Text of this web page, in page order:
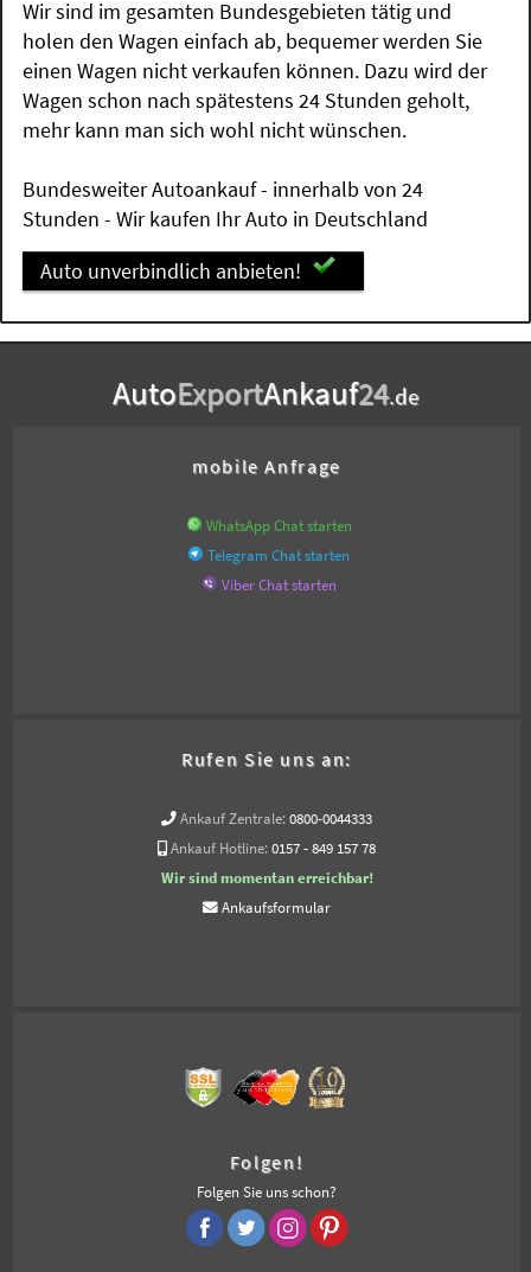
Wir sind im gesamten Bundesgebieten tätig und
holen den Wagen einfach ab, bequemer werden Sie
einen Wagen nicht verkaufen können. Dazu wird der
Wagen schon nach spätestens 24 Stunden geholt,
mehr kann man sich wohl nicht wünschen.
Bundesweiter Autoankauf - innerhalb von 24
Stunden - Wir kaufen Ihr Auto in Deutschland
Auto unverbindlich anbieten!
AutoExportAnkauf24.de
mobile Anfrage
WhatsApp Chat starten
Telegram Chat starten
Viber Chat starten
Rufen Sie uns an:
Ankauf Zentrale: 0800-0044333
Ankauf Hotline: 0157 - 849 157 78
Wir sind momentan erreichbar!
Ankaufsformular
Folgen!
Folgen Sie uns schon?